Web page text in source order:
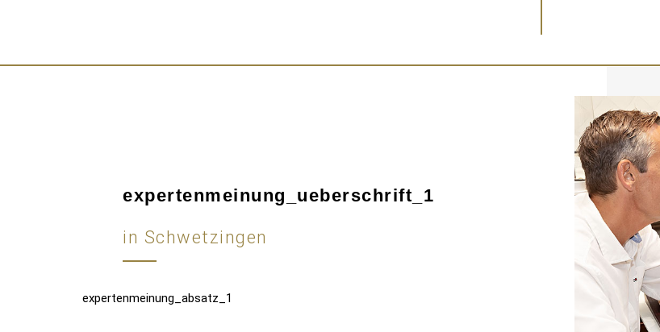
expertenmeinung_ueberschrift_1
in Schwetzingen
expertenmeinung_absatz_1